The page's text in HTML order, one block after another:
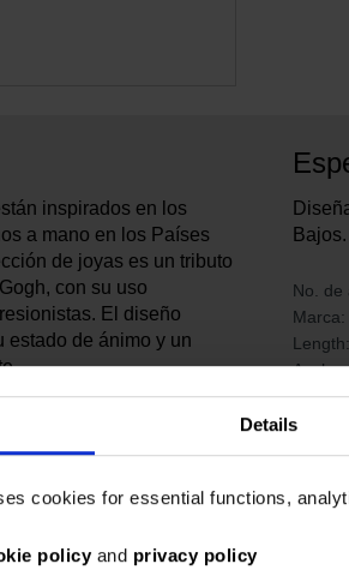
Details
cookies for essential functions,
policy and privacy policy
inspirados en los
a mano en los Países
de joyas es un tributo
con su uso
El diseño
estado de ánimo y un
especial entre el
La fundadora Janneke:
no solo son bonitos
naturaleza es nuestra
se elaboran de
No. de
Marca:
Length:
Ancho:
Alto:
Peso: